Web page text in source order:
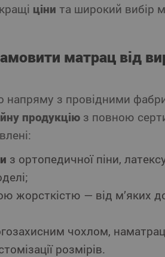
ціни та широкий вибір
матрац від
з провідними
продукцію з повною
з ортопедичної піни,
жорсткістю — від м’яких
чохлом,
розмірів.